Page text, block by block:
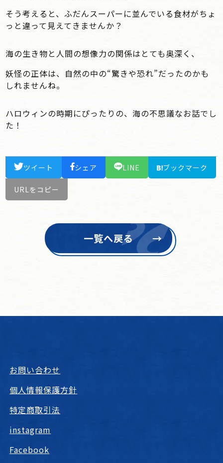
そう考えると、ふだんスーパーに並んでいる食材がちょ
っと違って見えてきませんか？
海の生き物と人間の想像力の関係はとても奥深く、
妖怪の正体は、自然の中の“驚きや恐れ”だったのかも
しれませんね。
ハロウィンの時期にぴったりの、海の不思議なお話でし
た！
ツイート シェア LINE ブックマーク
URLをコピー
一覧へ戻る
お問い合わせ
個人情報保護方針
特定商取引法
instagram
Facebook